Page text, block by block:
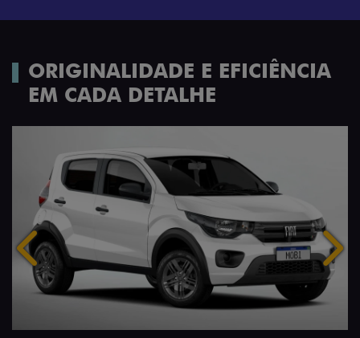
ORIGINALIDADE E EFICIÊNCIA
EM CADA DETALHE
Anterior